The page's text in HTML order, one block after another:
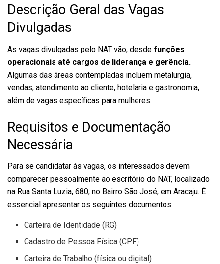
Descrição Geral das Vagas
Divulgadas
As vagas divulgadas pelo NAT vão, desde funções
operacionais até cargos de liderança e gerência.
Algumas das áreas contempladas incluem metalurgia,
vendas, atendimento ao cliente, hotelaria e gastronomia,
além de vagas específicas para mulheres.
Requisitos e Documentação
Necessária
Para se candidatar às vagas, os interessados devem
comparecer pessoalmente ao escritório do NAT, localizado
na Rua Santa Luzia, 680, no Bairro São José, em Aracaju. É
essencial apresentar os seguintes documentos:
Carteira de Identidade (RG)
Cadastro de Pessoa Física (CPF)
Carteira de Trabalho (física ou digital)